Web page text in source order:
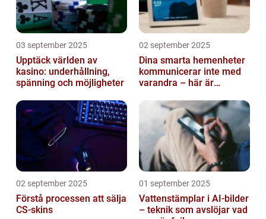
03 september 2025
Upptäck världen av
kasino: underhållning,
spänning och möjligheter
02 september 2025
Dina smarta hemenheter
kommunicerar inte med
varandra – här är
02 september 2025
Förstå processen att sälja
CS-skins
01 september 2025
Vattenstämplar i AI-bilder
– teknik som avslöjar vad